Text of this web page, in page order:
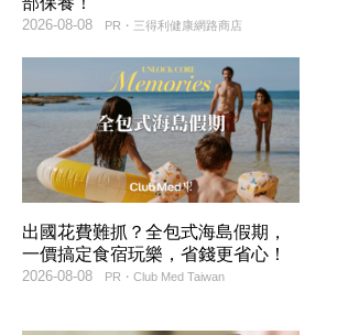
PR・三得利健康網路商店
2026-08-08
出國花費難抓？全包式海島假期，
一價搞定食宿玩樂，省錢更省心！
PR・Club Med Taiwan
2026-08-08